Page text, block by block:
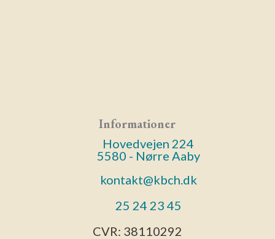
Informationer
Hovedvejen 224
5580 - Nørre Aaby
kontakt@kbch.dk
25 24 23 45
CVR: 38110292